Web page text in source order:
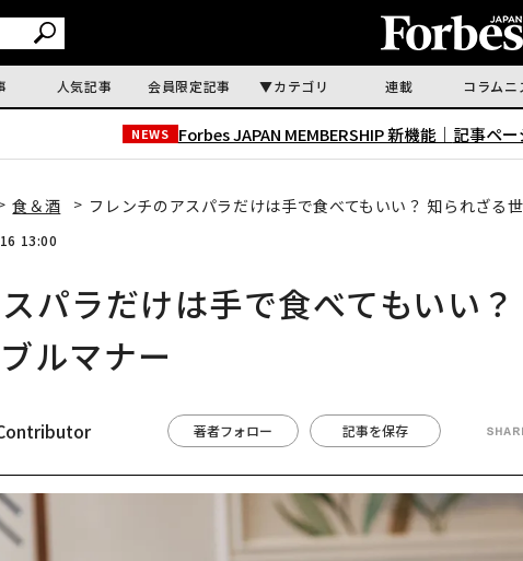
人気記事 会員限定記事 カテゴリ 連載 コラムニ
NEWS Forbes JAPAN MEMBERSHIP 新機能｜ 記事ペ
食＆酒 フレンチのアスパラだけは手で食べてもいい？ 知られざる
13:00
パラだけは手で食べてもいい
ルマナー
著者フォロー 記事を保存